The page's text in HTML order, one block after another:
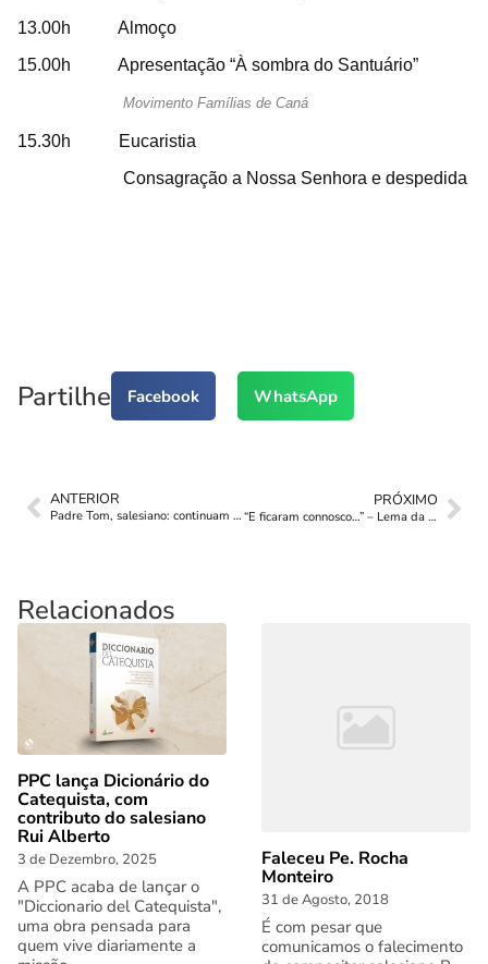
13.00h Almoço
15.00h Apresentação “À sombra do Santuário”
Movimento Famílias de Caná
15.30h Eucaristia
Consagração a Nossa Senhora e despedida
Partilhe Facebook WhatsApp
ANTERIOR
Padre Tom, salesiano: continuam os boatos
PRÓXIMO
“E ficaram connosco…” – Lema da Semana Missionária Salesiana
Relacionados
PPC lança Dicionário do
Catequista, com
contributo do salesiano
Rui Alberto
3 de Dezembro, 2025
A PPC acaba de lançar o
"Diccionario del Catequista",
uma obra pensada para
quem vive diariamente a
Faleceu Pe. Rocha
Monteiro
31 de Agosto, 2018
É com pesar que
comunicamos o falecimento